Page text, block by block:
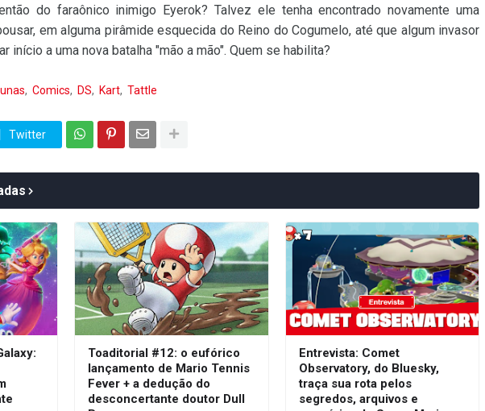
do faraônico inimigo Eyerok? Talvez ele tenha encontrado novamente uma
em alguma pirâmide esquecida do Reino do Cogumelo, até que algum invasor
início a uma nova batalha "mão a mão". Quem se habilita?
Comics DS Kart Tattle
Twitter
Toaditorial #12: o eufórico
lançamento de Mario Tennis
Fever + a dedução do
desconcertante doutor Dull
Entrevista: Comet
Observatory, do Bluesky,
traça sua rota pelos
segredos, arquivos e